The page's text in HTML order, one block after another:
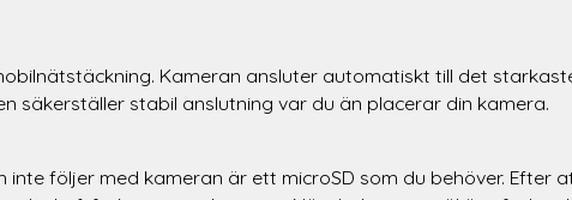
Kameran ansluter automatiskt till det
säkerställer stabil anslutning var du än placerar din kamera.
inte följer med kameran är ett microSD som du behöver. Efter